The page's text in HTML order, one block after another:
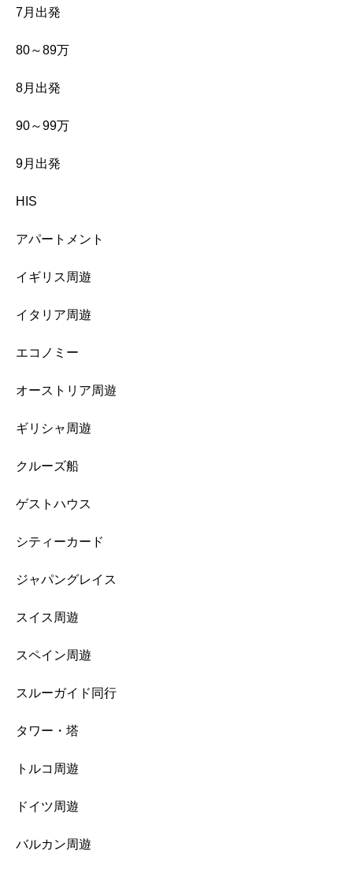
7月出発
80～89万
8月出発
90～99万
9月出発
HIS
アパートメント
イギリス周遊
イタリア周遊
エコノミー
オーストリア周遊
ギリシャ周遊
クルーズ船
ゲストハウス
シティーカード
ジャパングレイス
スイス周遊
スペイン周遊
スルーガイド同行
タワー・塔
トルコ周遊
ドイツ周遊
バルカン周遊